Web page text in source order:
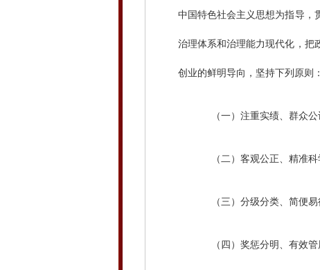
中国特色社会主义思想为指导，
治理体系和治理能力现代化，把
创业的鲜明导向，坚持下列原则：
（一）注重实绩、群众公
（二）客观公正、精准科
（三）分级分类、简便易
（四）奖惩分明、有效管